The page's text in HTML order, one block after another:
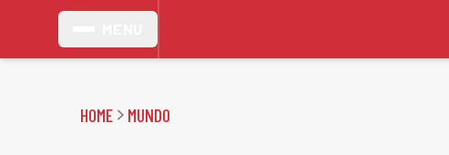
HOME MUNDO